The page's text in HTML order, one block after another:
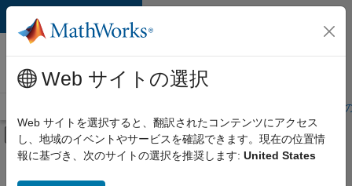
コンテンツへスキップ
MathWorks 採用
情報
学生・キャリア初期
オフキャンバス ナビゲーション メ
メインコンテンツ
絞り込み条件
企業向けセールス
Web サイトの選択
Web サイトを選択すると、翻訳されたコンテンツにアクセス
し、地域のイベントやサービスを確認できます。現在の位置情
報に基づき、次のサイトの選択を推奨します: United States